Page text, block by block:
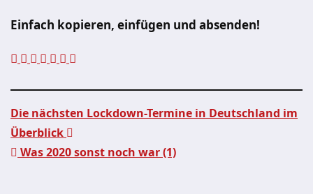
Einfach kopieren, einfügen und absenden!
Beitragsnavigation
Die nächsten Lockdown-Termine in Deutschland im
Überblick
Was 2020 sonst noch war (1)